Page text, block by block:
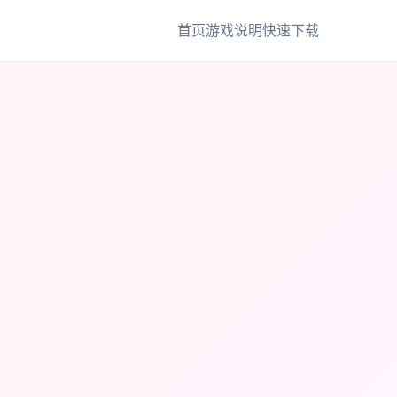
首页游戏说明快速下载